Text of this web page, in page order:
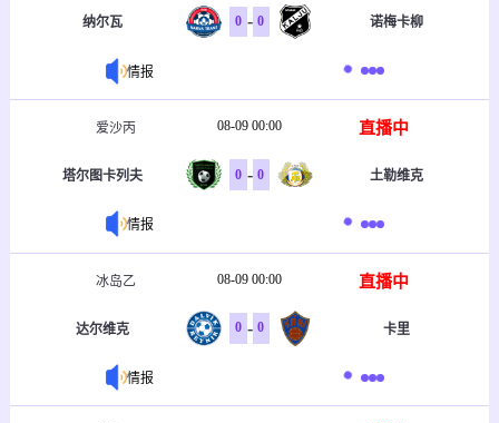
纳尔瓦 0 - 0 诺梅卡柳
情报
爱沙丙 08-09 00:00 直播中
塔尔图卡列夫 0 - 0 土勒维克
情报
冰岛乙 08-09 00:00 直播中
达尔维克 0 - 0 卡里
情报